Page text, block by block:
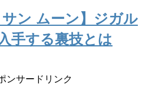
サン ムーン】ジガル
手する裏技とは
ンサードリンク